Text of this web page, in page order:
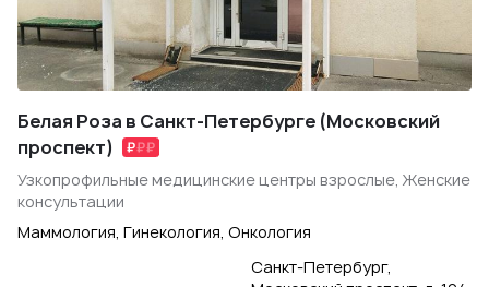
Белая Роза в Санкт-Петербурге (Московский
проспект)
Узкопрофильные медицинские центры взрослые, Женские
консультации
Маммология, Гинекология, Онкология
Санкт-Петербург,